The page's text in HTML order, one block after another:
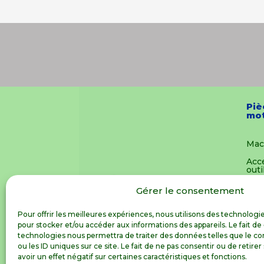
Gérer le consentement
Pour offrir les meilleures expériences, nous utilisons des
pour stocker et/ou accéder aux informations des appareils. Le fait de
technologies nous permettra de traiter des données telles que le
ou les ID uniques sur ce site. Le fait de ne pas consentir ou de
avoir un effet négatif sur certaines caractéristiques et fonctions.